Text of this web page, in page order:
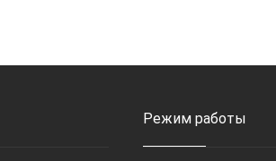
Режим работы